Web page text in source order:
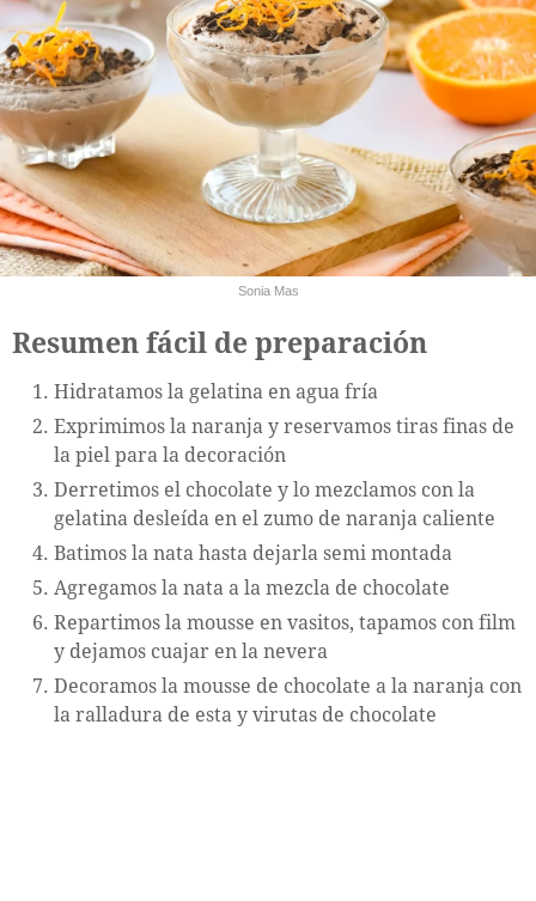
Sonia Mas
Resumen fácil de preparación
Hidratamos la gelatina en agua fría
Exprimimos la naranja y reservamos tiras finas de
la piel para la decoración
Derretimos el chocolate y lo mezclamos con la
gelatina desleída en el zumo de naranja caliente
Batimos la nata hasta dejarla semi montada
Agregamos la nata a la mezcla de chocolate
Repartimos la mousse en vasitos, tapamos con film
y dejamos cuajar en la nevera
Decoramos la mousse de chocolate a la naranja con
la ralladura de esta y virutas de chocolate